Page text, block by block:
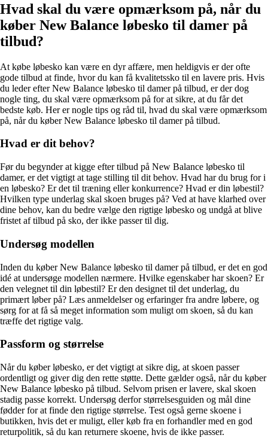
Hvad skal du være opmærksom på, når du
køber New Balance løbesko til damer på
tilbud?
At købe løbesko kan være en dyr affære, men heldigvis er der ofte
gode tilbud at finde, hvor du kan få kvalitetssko til en lavere pris. Hvis
du leder efter New Balance løbesko til damer på tilbud, er der dog
nogle ting, du skal være opmærksom på for at sikre, at du får det
bedste køb. Her er nogle tips og råd til, hvad du skal være opmærksom
på, når du køber New Balance løbesko til damer på tilbud.
Hvad er dit behov?
Før du begynder at kigge efter tilbud på New Balance løbesko til
damer, er det vigtigt at tage stilling til dit behov. Hvad har du brug for i
en løbesko? Er det til træning eller konkurrence? Hvad er din løbestil?
Hvilken type underlag skal skoen bruges på? Ved at have klarhed over
dine behov, kan du bedre vælge den rigtige løbesko og undgå at blive
fristet af tilbud på sko, der ikke passer til dig.
Undersøg modellen
Inden du køber New Balance løbesko til damer på tilbud, er det en god
idé at undersøge modellen nærmere. Hvilke egenskaber har skoen? Er
den velegnet til din løbestil? Er den designet til det underlag, du
primært løber på? Læs anmeldelser og erfaringer fra andre løbere, og
sørg for at få så meget information som muligt om skoen, så du kan
træffe det rigtige valg.
Passform og størrelse
Når du køber løbesko, er det vigtigt at sikre dig, at skoen passer
ordentligt og giver dig den rette støtte. Dette gælder også, når du køber
New Balance løbesko på tilbud. Selvom prisen er lavere, skal skoen
stadig passe korrekt. Undersøg derfor størrelsesguiden og mål dine
fødder for at finde den rigtige størrelse. Test også gerne skoene i
butikken, hvis det er muligt, eller køb fra en forhandler med en god
returpolitik, så du kan returnere skoene, hvis de ikke passer.